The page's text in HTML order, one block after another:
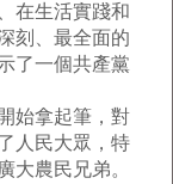
在生活實踐和
刻、最全面的
了一個共產黨
始拿起筆，對
人民大眾，特
大農民兄弟。